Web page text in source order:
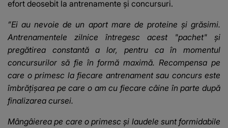
efort deosebit la antrenamente și concursuri.
”Ei au nevoie de un aport mare de proteine și grăsimi.
Antrenamentele zilnice întregesc acest "pachet" și
pregătirea constantă a lor, pentru ca în momentul
concursurilor să fie în formă maximă. Recompensa pe
care o primesc la fiecare antrenament sau concurs este
îmbrățișarea pe care o am cu fiecare câine în parte după
finalizarea cursei.
Mângâierea pe care o primesc și laudele sunt formidabile